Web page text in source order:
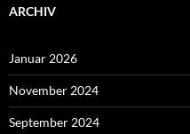
ARCHIV
Januar 2026
November 2024
September 2024